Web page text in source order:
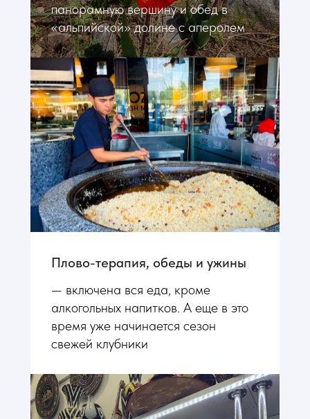
панорамную вершину и обед в
«альпийской» долине с аперолем
Плово-терапия, обеды и ужины
— включена вся еда, кроме
алкогольных напитков. А еще в это
время уже начинается сезон
свежей клубники